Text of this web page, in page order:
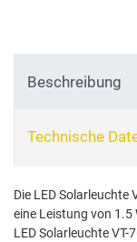
Beschreibung
Technische
Die LED
eine Leistung von 1.5
LED Solarleuchte